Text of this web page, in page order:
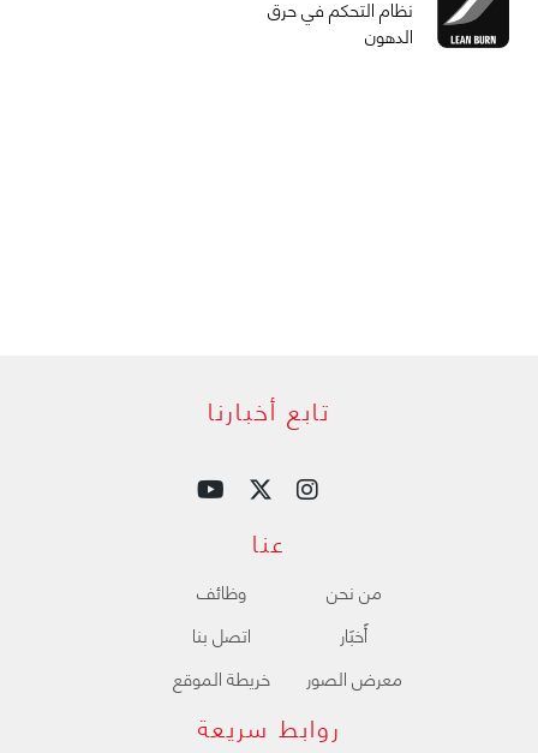
نظام التحكم في حرق
الدهون
تابع أخبارنا
عنا
من نحن
ﺃَﺧﺒَﺎﺭ
معرض الصور
وظائف
اتصل بنا
خريطة الموقع
روابط سريعة